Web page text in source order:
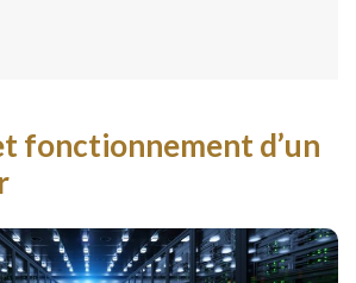
fonctionnement d’un